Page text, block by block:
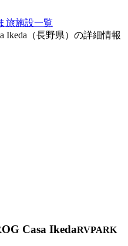
旅施設一覧
Ikeda（長野県）の詳細情報
Casa IkedaRVPARK